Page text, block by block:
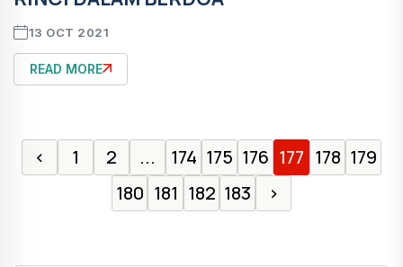
13 OCT 2021
READ MORE
‹ 1 2 ... 174 175 176 177 178 179
180 181 182 183 ›